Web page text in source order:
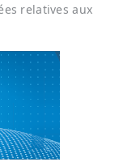
relatives aux